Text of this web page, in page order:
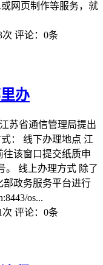
网页制作等服务，就
次 评论：0条
办
苏省通信管理局提出
： 线下办理地点 江
该窗口提交纸质申
。 线上办理方式 除了
部政务服务平台进行
os...
次 评论：0条